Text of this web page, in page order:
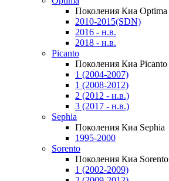
Поколения Киа Optima
2010-2015(SDN)
2016 - н.в.
2018 - н.в.
Picanto
Поколения Киа Picanto
1 (2004-2007)
1 (2008-2012)
2 (2012 - н.в.)
3 (2017 - н.в.)
Sephia
Поколения Киа Sephia
1995-2000
Sorento
Поколения Киа Sorento
1 (2002-2009)